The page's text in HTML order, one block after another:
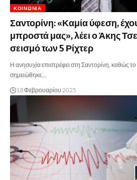
ΚΟΙΝΩΝΊΑ
Σαντορίνη: «Καμία ύφεση,
μπροστά μας», λέει ο Άκης
σεισμό των 5 Ρίχτερ
Η ανησυχία επιστρέφει στη Σαντορίνη, καθώς
σημειώθηκε…
18 Φεβρουαρίου 2025